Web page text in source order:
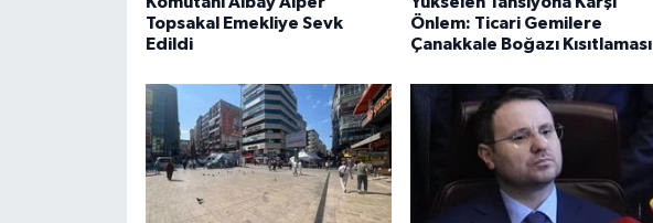
Topsakal Emekliye Sevk
Edildi
Önlem: Ticari Gemilere
Çanakkale Boğazı Kısıtlaması